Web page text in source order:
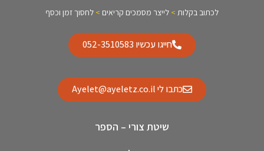
לכתוב בקלות > לייצר מסמכים קריאים > לחסוך זמן וכסף
חייגו עכשיו 052-3510583
כתבו לי Ayelet@ayeletz.co.il
שיטת צורי – הספר